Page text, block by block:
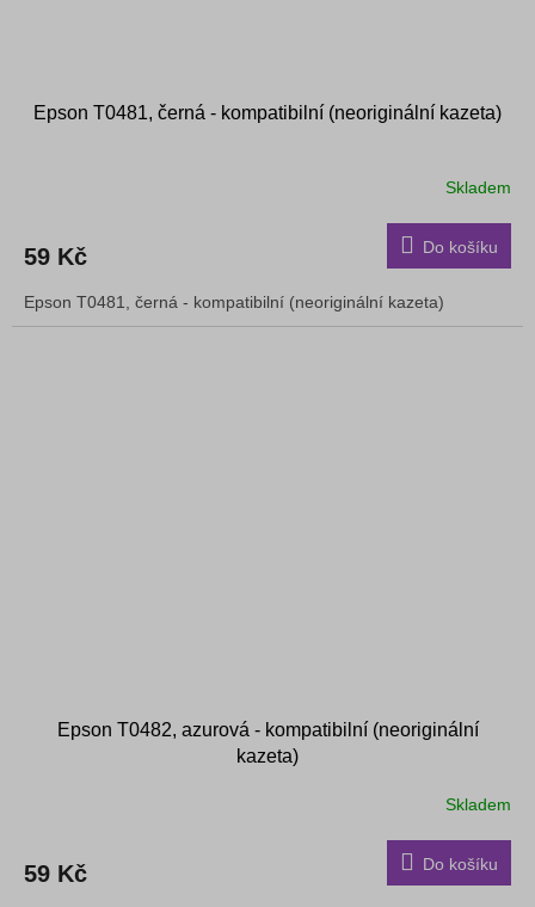
Epson T0481, černá - kompatibilní (neoriginální kazeta)
Skladem
59 Kč Do košíku
Epson T0481, černá - kompatibilní (neoriginální kazeta)
Epson T0482, azurová - kompatibilní (neoriginální
kazeta)
Skladem
59 Kč Do košíku